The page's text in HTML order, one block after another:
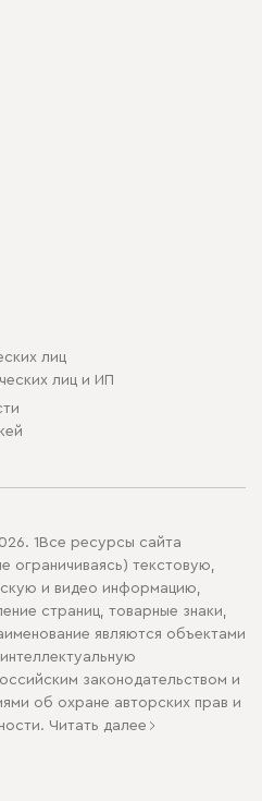
лиц
лиц и ИП
1Все ресурсы сайта
ограничиваясь) текстовую,
и видео информацию,
страниц, товарные знаки,
являются объектами
законодательством и
об охране авторских прав и
Читать далее